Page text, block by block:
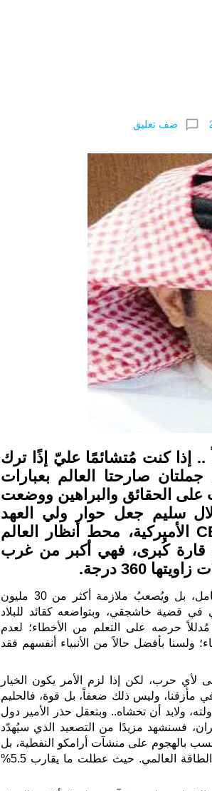
chat_bubble_outline ضف تعليق
.. إذا كنت مُتشائمًا عليّ إذًا ترك
صارحتا العالم بعبارات
الحقائق والبراهين ووضعت
سليم جعل حوار ولي العهد
الأمير محمد بن سلمان لقناة CBS الأميركية، محط أنظار العالم
قارة كُبرى، فهي أكبر من غرب
360 درجة.
مما يُصعب تغطية كل هذه المساحة بشكل كامل، بل ويُصعبُ ملازمة أكثر من 30 مليون
قضية خاشجقي، وبتواضعه كقائد للبلاد
حرصه على التعلم من الأخطاء؛ لعدم
ولسنا بأفضل حالاً من الأنبياء أنفسهم فقد
لأي حرب، لكن إذا لزم الأمر يكون الخيار
مأزقنا، وليس ذلك ضعفاً، بل قوة، فالحليم
ولابد أن تخشاه.. وبتعقل حذر الأمير دول
فسنشهد مزيدًا من التصعيد الذي سيُهدّد
بالهجوم على منشآت أرامكو النفطية، بل
اعتدت على اقتصاد العالم ليضرب قلب قطاع الطاقة العالمي. حيث عطلت ما يقارب 5.5%